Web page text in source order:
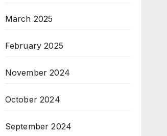
March 2025
February 2025
November 2024
October 2024
September 2024